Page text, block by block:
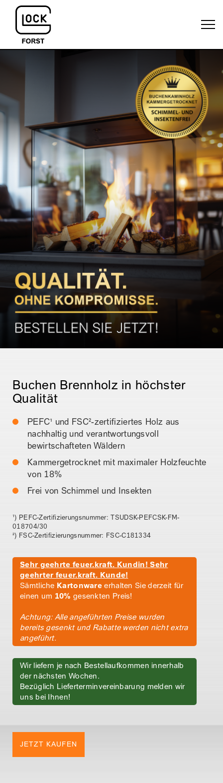
Buchen Brennholz in höchster
Qualität
PEFC¹ und FSC²-zertifiziertes Holz aus
nachhaltig und verantwortungsvoll
bewirtschafteten Wäldern
Kammergetrocknet mit maximaler Holzfeuchte
von 18%
Frei von Schimmel und Insekten
¹) PEFC-Zertifizierungsnummer: TSUDSK-PEFCSK-FM-
018704/30
²) FSC-Zertifizierungsnummer: FSC-C181334
Sehr geehrte feuer.kraft. Kundin! Sehr
geehrter feuer.kraft. Kunde!
Sämtliche Kartonware erhalten Sie derzeit für
einen um 10% gesenkten Preis!
Achtung: Alle angeführten Preise wurden
bereits gesenkt und Rabatte werden nicht extra
angeführt.
Wir liefern je nach Bestellaufkommen innerhalb
der nächsten Wochen.
Bezüglich Lieferterminvereinbarung melden wir
uns bei Ihnen!
JETZT KAUFEN